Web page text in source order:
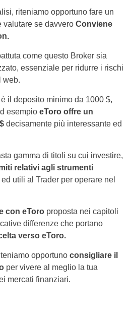
riteniamo opportuno fare un
valutare se davvero Conviene
come questo Broker sia
essenziale per ridurre i rischi
web.
il deposito minimo da 1000 $,
esempio eToro offre un
decisamente più interessante ed
gamma di titoli su cui investire,
relativi agli strumenti
ed utili al Trader per operare nel
con eToro proposta nei capitoli
differenze che portano
verso eToro.
opportuno consigliare il
per vivere al meglio la tua
mercati finanziari.